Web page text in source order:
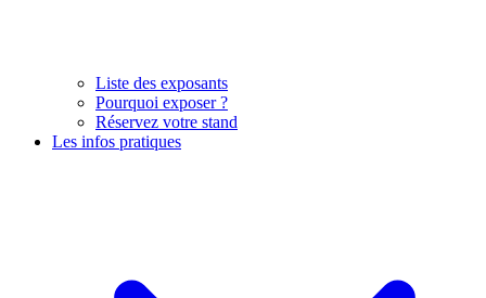
Liste des exposants
Pourquoi exposer ?
Réservez votre stand
Les infos pratiques